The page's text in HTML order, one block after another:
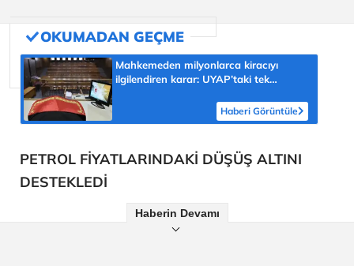
Mahkemeden milyonlarca kiracıyı
ilgilendiren karar: UYAP’taki tek
Haberi Görüntüle
PETROL FİYATLARINDAKİ DÜŞÜŞ ALTINI
DESTEKLEDİ
Haberin Devamı